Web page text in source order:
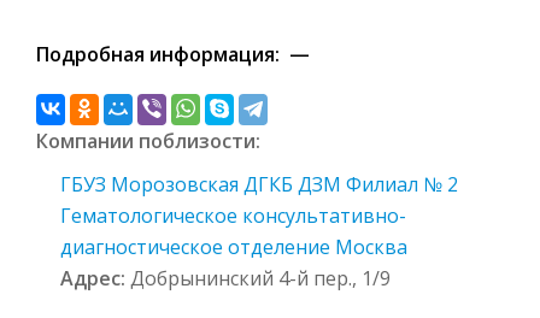
Подробная информация: —
Компании поблизости:
ГБУЗ Морозовская ДГКБ ДЗМ Филиал № 2
Гематологическое консультативно-
диагностическое отделение Москва
Адрес: Добрынинский 4-й пер., 1/9